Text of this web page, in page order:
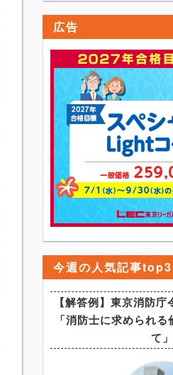
広告
今週の人気記事top3
【解答例】東京消防
「消防士に求められ
て」